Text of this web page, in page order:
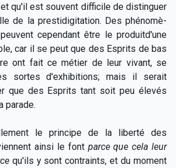
qu'il est souvent difficile de distinguer
de la prestidigitation. Des phénomè-
cependant être le produitd'une
car il se peut que des Esprits de bas
ont fait ce métier de leur vivant, se
sortes d'exhibitions; mais il serait
que des Esprits tant soit peu élevés
parade.
le principe de la liberté des
ainsi le font parce que cela leur
qu'ils y sont contraints, et du moment